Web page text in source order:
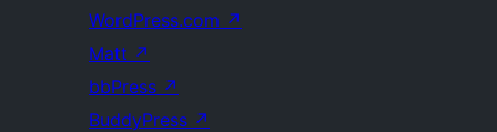
WordPress.com ↗
Matt ↗
bbPress ↗
BuddyPress ↗